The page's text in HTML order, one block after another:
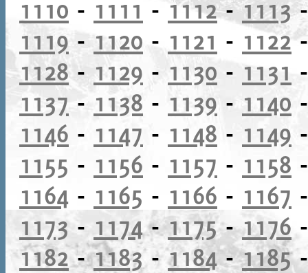
1110 - 1111 - 1112-1113
1119-1120 - 1121 - 1122
1128- 1129 - 1130 - 1131
1137 - 1138 - 1139 - 1140
1146 - 1147 - 1148 - 1149
1155 - 1156 - 1157 - 1158
1164 - 1165 - 1166 - 1167
1173- 1174-1175-1176
1182-1183-1184-1185